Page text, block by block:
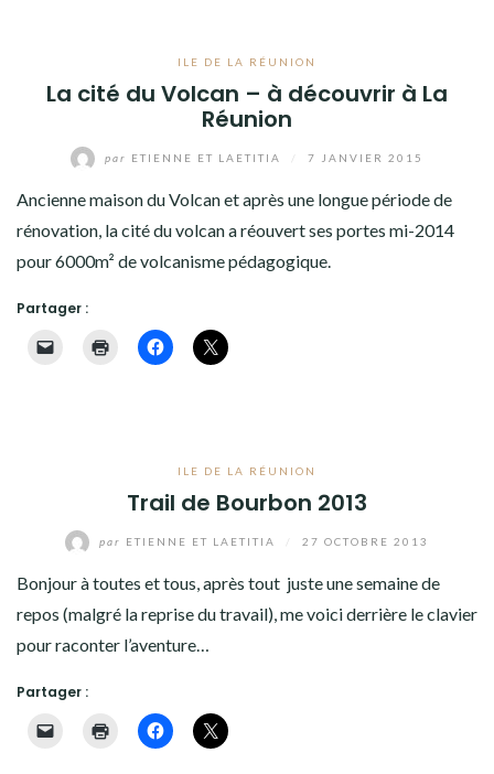
ILE DE LA RÉUNION
La cité du Volcan – à découvrir à La
Réunion
par ETIENNE ET LAETITIA 7 JANVIER 2015
Ancienne maison du Volcan et après une longue période de
rénovation, la cité du volcan a réouvert ses portes mi-2014
pour 6000m² de volcanisme pédagogique.
Partager :
ILE DE LA RÉUNION
Trail de Bourbon 2013
par ETIENNE ET LAETITIA 27 OCTOBRE 2013
Bonjour à toutes et tous, après tout juste une semaine de
repos (malgré la reprise du travail), me voici derrière le clavier
pour raconter l’aventure…
Partager :